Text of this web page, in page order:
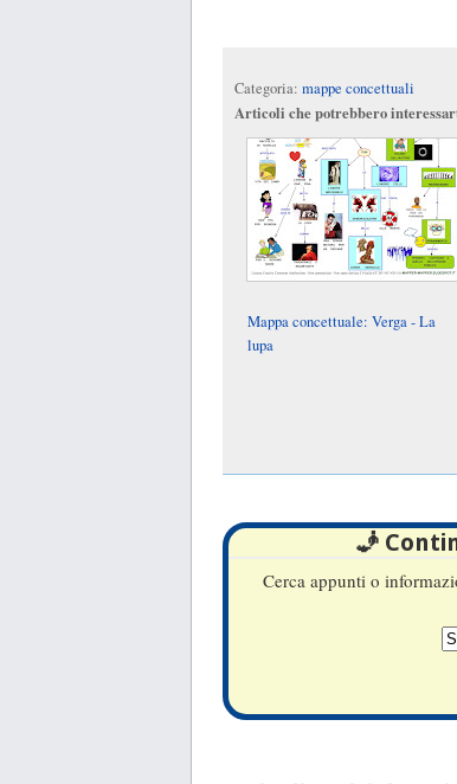
Categoria: mappe concettuali
Articoli che potrebbero
Mappa concettuale: Verga - La
lupa
🧞
Cerca appunti o